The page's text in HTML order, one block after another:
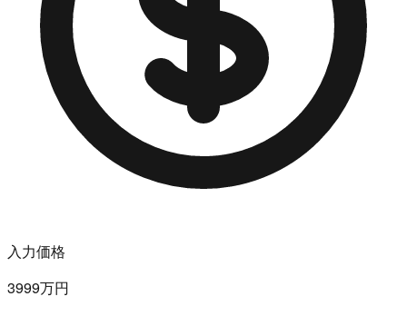
入力価格
3999万円